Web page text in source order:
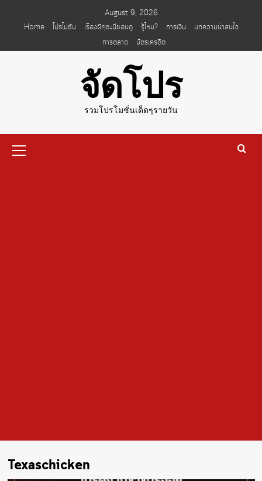
August 9, 2026
Home
โปรโมชั่น เรื่องผีๆชะนีชอบดู รู้ไหม? การเงิน
บทความน่าสนใจ
การตลาด
บัตรเครดิต
จัดโปร
รวมโปรโมชั่นเด็ดๆรายวัน
Menu
Texaschicken